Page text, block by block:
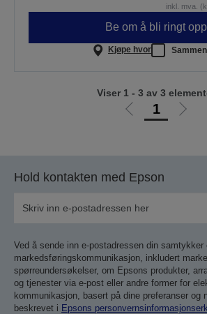
inkl. mva.
Be om å bli ringt opp
Kjøpe hvor
Gå
1
Gå
Viser 1 - 3 av 3
Hold kontakten med Epson
Ved å sende inn e-postadressen din samtykker
markedsføringskommunikasjon, inkludert
spørreundersøkelser, om Epsons produkter,
og tjenester via e-post eller andre former for
kommunikasjon, basert på dine preferanser og
beskrevet i Epsons